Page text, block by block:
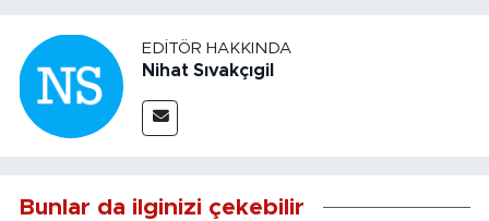
EDITÖR HAKKINDA
Nihat Sıvakçıgil
Bunlar da ilginizi çekebilir